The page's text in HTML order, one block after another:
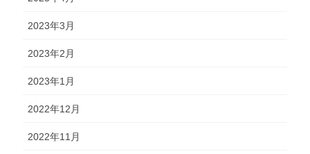
2023年3月
2023年2月
2023年1月
2022年12月
2022年11月